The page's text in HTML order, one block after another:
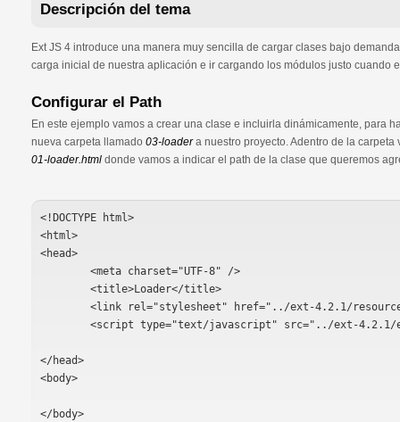
Descripción del tema
Ext JS 4 introduce una manera muy sencilla de cargar clases bajo
carga inicial de nuestra aplicación e ir cargando los módulos justo cuando
Configurar el Path
En este ejemplo vamos a crear una clase e incluirla dinámicamente, para
nueva carpeta llamado 03-loadera nuestro proyecto. Adentro de la carpeta
01-loader.html donde vamos a indicar el path de la clase que queremos
<!DOCTYPE html>
<html>
<head>
</head>
<body>
</body>